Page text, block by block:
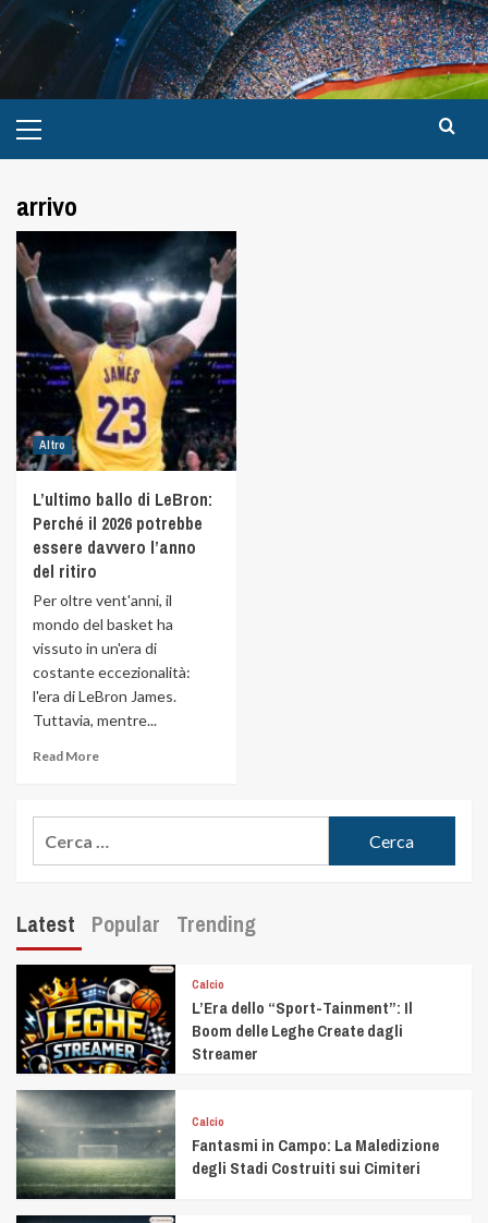
arrivo
Altro
L’ultimo ballo di LeBron:
Perché il 2026 potrebbe
essere davvero l’anno
del ritiro
Per oltre vent'anni, il
mondo del basket ha
vissuto in un'era di
costante eccezionalità:
l'era di LeBron James.
Tuttavia, mentre...
Read More
Latest Popular Trending
Calcio
L’Era dello “Sport-Tainment”: Il
Boom delle Leghe Create dagli
Streamer
Calcio
Fantasmi in Campo: La Maledizione
degli Stadi Costruiti sui Cimiteri